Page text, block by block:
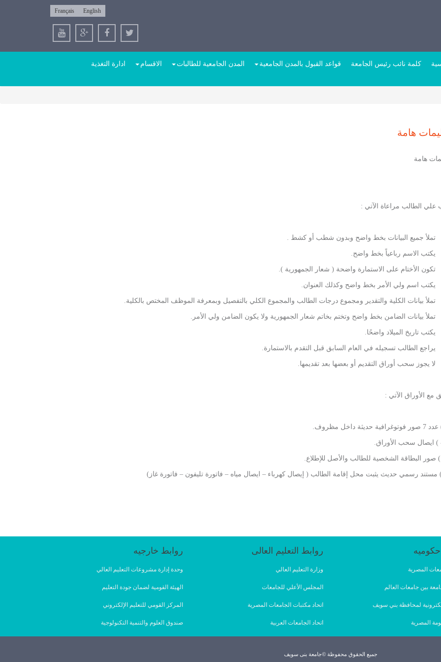
English
Français
كلمة نائب رئيس الجامعة قواعد القبول بالمدن الجامعية المدن الجامعية للطالبات الاقسام
ادارة التغذية
هامة
هامة
علي الطالب مراعاة الآتي :
تملأ جميع البيانات بخط واضح وبدون شطب أو كشط .
يكتب الاسم رباعياً بخط واضح.
تكون الأختام على الاستمارة واضحة ( شعار الجمهورية ).
يكتب اسم ولي الأمر بخط واضح وكذلك العنوان.
تملأ بيانات الكلية والتقدير ومجموع درجات الطالب والمجموع الكلي بالتفصيل وبمعرفة الموظف المختص بالكلية.
تملأ بيانات الضامن بخط واضح وتختم بخاتم شعار الجمهورية ولا يكون الضامن ولي الأمر.
يكتب تاريخ الميلاد واضحًا.
يراجع الطالب تسجيله في العام السابق قبل التقدم بالاستمارة.
لا يجوز سحب أوراق التقديم أو بعضها بعد تقديمها.
مع الأوراق الآتي :
حديثة داخل مظروف.
ايصال سحب الأوراق.
صور البطاقة الشخصية للطالب والأصل للإطلاع.
مستند رسمي حديث يثبت محل إقامة الطالب ( إيصال كهرباء – ايصال مياه – فاتورة تليفون – فاتورة غاز)
المصرية
بين جامعات العالم
لمحافظة بني سويف
المصرية
روابط التعليم العالى
وزارة التعليم العالي
المجلس الأعلي للجامعات
اتحاد مكتبات الجامعات المصرية
اتحاد الجامعات العربية
روابط خارجيه
وحدة إدارة مشروعات التعليم العالي
الهيئة القومية لضمان جودة التعليم
المركز القومي للتعليم الإلكتروني
صندوق العلوم والتنمية التكنولوجية
جميع الحقوق محفوظة ©جامعة بنى سويف